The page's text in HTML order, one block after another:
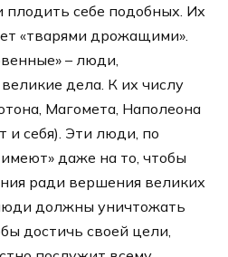
плодить себе подобных. Их
«тварями дрожащими».
– люди,
дела. К их числу
Магомета, Наполеона
и себя). Эти люди, по
даже на то, чтобы
ради вершения великих
должны уничтожать
достичь своей цели,